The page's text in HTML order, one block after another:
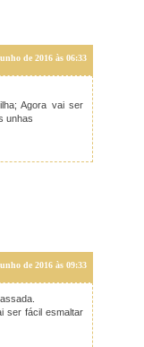
de 2016 às 06:33
Agora vai ser
unhas
de 2016 às 09:33
ser fácil esmaltar